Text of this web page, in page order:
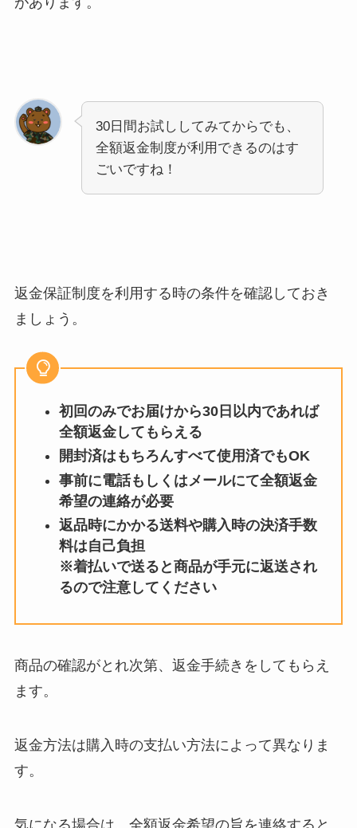
30日間お試ししてみてからでも、
全額返金制度が利用できるのはす
ごいですね！
返金保証制度を利用する時の条件を確認しておき
ましょう。
初回のみでお届けから30日以内であれば
全額返金してもらえる
開封済はもちろんすべて使用済でもOK
事前に電話もしくはメールにて全額返金
希望の連絡が必要
返品時にかかる送料や購入時の決済手数
料は自己負担
※着払いで送ると商品が手元に返送され
るので注意してください
商品の確認がとれ次第、返金手続きをしてもらえ
ます。
返金方法は購入時の支払い方法によって異なりま
す。